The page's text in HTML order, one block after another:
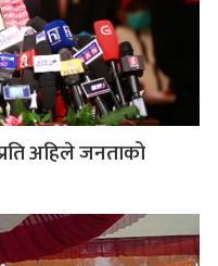
अहिले जनताको